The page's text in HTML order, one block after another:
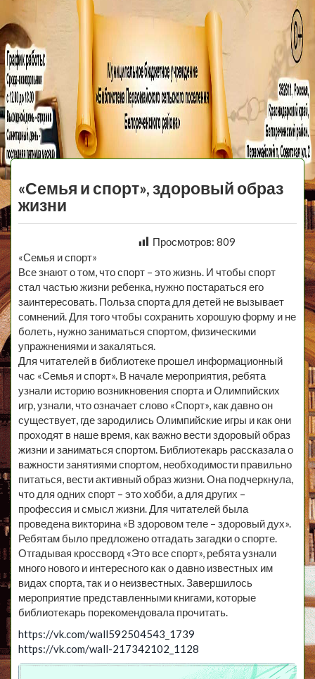
МБУ Библиотека
Первомайского
Сельского
Поселения
«Семья и спорт», здоровый образ
жизни
Просмотров: 809
«Семья и спорт»
Все знают о том, что спорт – это жизнь. И чтобы спорт
стал частью жизни ребенка, нужно постараться его
заинтересовать. Польза спорта для детей не вызывает
сомнений. Для того чтобы сохранить хорошую форму и не
болеть, нужно заниматься спортом, физическими
упражнениями и закаляться.
Для читателей в библиотеке прошел информационный
час «Семья и спорт». В начале мероприятия, ребята
узнали историю возникновения спорта и Олимпийских
игр, узнали, что означает слово «Спорт», как давно он
существует, где зародились Олимпийские игры и как они
проходят в наше время, как важно вести здоровый образ
жизни и заниматься спортом. Библиотекарь рассказала о
важности занятиями спортом, необходимости правильно
питаться, вести активный образ жизни. Она подчеркнула,
что для одних спорт – это хобби, а для других –
профессия и смысл жизни. Для читателей была
проведена викторина «В здоровом теле – здоровый дух».
Ребятам было предложено отгадать загадки о спорте.
Отгадывая кроссворд «Это все спорт», ребята узнали
много нового и интересного как о давно известных им
видах спорта, так и о неизвестных. Завершилось
мероприятие представленными книгами, которые
библиотекарь порекомендовала прочитать.
https://vk.com/wall592504543_1739
https://vk.com/wall-217342102_1128